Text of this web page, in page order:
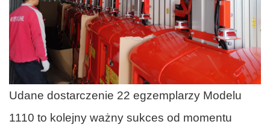
Udane dostarczenie 22 egzemplarzy Modelu
1110 to kolejny ważny sukces od momentu